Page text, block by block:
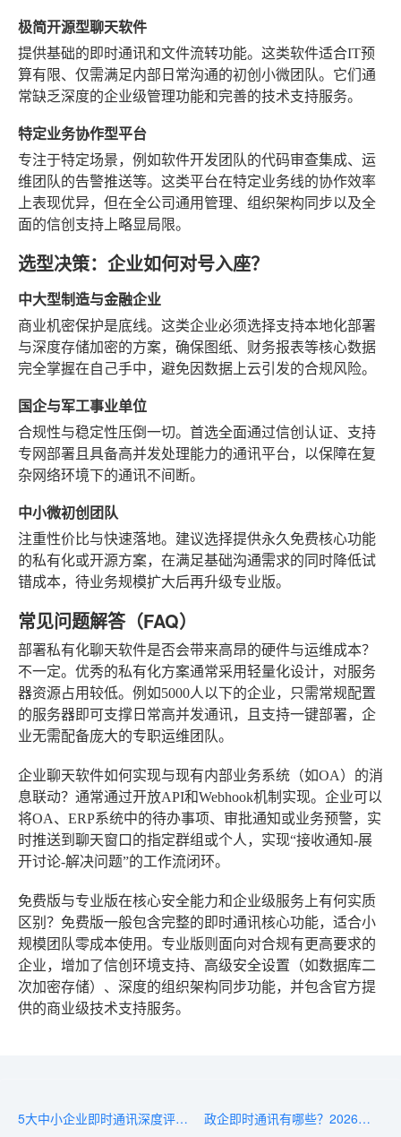
极简开源型聊天软件
提供基础的即时通讯和文件流转功能。这类软件适合IT预
算有限、仅需满足内部日常沟通的初创小微团队。它们通
常缺乏深度的企业级管理功能和完善的技术支持服务。
特定业务协作型平台
专注于特定场景，例如软件开发团队的代码审查集成、运
维团队的告警推送等。这类平台在特定业务线的协作效率
上表现优异，但在全公司通用管理、组织架构同步以及全
面的信创支持上略显局限。
选型决策：企业如何对号入座？
中大型制造与金融企业
商业机密保护是底线。这类企业必须选择支持本地化部署
与深度存储加密的方案，确保图纸、财务报表等核心数据
完全掌握在自己手中，避免因数据上云引发的合规风险。
国企与军工事业单位
合规性与稳定性压倒一切。首选全面通过信创认证、支持
专网部署且具备高并发处理能力的通讯平台，以保障在复
杂网络环境下的通讯不间断。
中小微初创团队
注重性价比与快速落地。建议选择提供永久免费核心功能
的私有化或开源方案，在满足基础沟通需求的同时降低试
错成本，待业务规模扩大后再升级专业版。
常见问题解答（FAQ）
部署私有化聊天软件是否会带来高昂的硬件与运维成本？
不一定。优秀的私有化方案通常采用轻量化设计，对服务
器资源占用较低。例如5000人以下的企业，只需常规配置
的服务器即可支撑日常高并发通讯，且支持一键部署，企
业无需配备庞大的专职运维团队。
企业聊天软件如何实现与现有内部业务系统（如OA）的消
息联动？ 通常通过开放API和Webhook机制实现。企业可以
将OA、ERP系统中的待办事项、审批通知或业务预警，实
时推送到聊天窗口的指定群组或个人，实现“接收通知-展
开讨论-解决问题”的工作流闭环。
免费版与专业版在核心安全能力和企业级服务上有何实质
区别？ 免费版一般包含完整的即时通讯核心功能，适合小
规模团队零成本使用。专业版则面向对合规有更高要求的
企业，增加了信创环境支持、高级安全设置（如数据库二
次加密存储）、深度的组织架构同步功能，并包含官方提
供的商业级技术支持服务。
5大中小企业即时通讯深度评测：功能、安全、成本全维度对比
政企即时通讯有哪些？2026年值得关注的方案